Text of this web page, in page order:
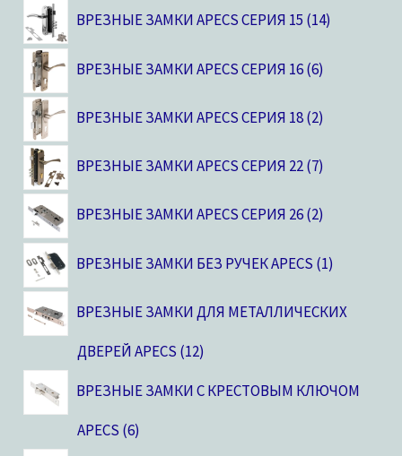
ВРЕЗНЫЕ ЗАМКИ APECS СЕРИЯ 15 14
ВРЕЗНЫЕ ЗАМКИ APECS СЕРИЯ 16 6
ВРЕЗНЫЕ ЗАМКИ APECS СЕРИЯ 18 2
ВРЕЗНЫЕ ЗАМКИ APECS СЕРИЯ 22 7
ВРЕЗНЫЕ ЗАМКИ APECS СЕРИЯ 26 2
ВРЕЗНЫЕ ЗАМКИ БЕЗ РУЧЕК APECS 1
ВРЕЗНЫЕ ЗАМКИ ДЛЯ МЕТАЛЛИЧЕСКИХ
ДВЕРЕЙ APECS 12
ВРЕЗНЫЕ ЗАМКИ С КРЕСТОВЫМ КЛЮЧОМ
APECS 6